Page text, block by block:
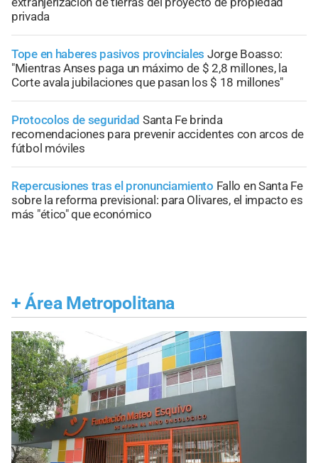
privada
Tope en haberes pasivos provinciales Jorge Boasso:
"Mientras Anses paga un máximo de $ 2,8 millones, la
Corte avala jubilaciones que pasan los $ 18 millones"
Protocolos de seguridad Santa Fe brinda
recomendaciones para prevenir accidentes con arcos de
fútbol móviles
Repercusiones tras el pronunciamiento Fallo en Santa Fe
sobre la reforma previsional: para Olivares, el impacto es
más "ético" que económico
+ Área Metropolitana